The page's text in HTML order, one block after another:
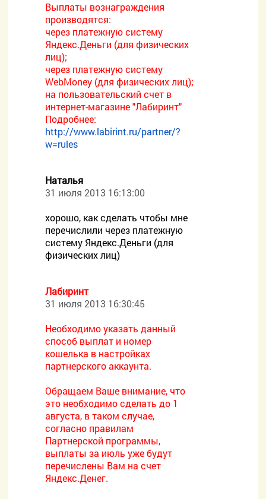
Выплаты вознаграждения
производятся:
через платежную систему
Яндекс.Деньги (для физических
лиц);
через платежную систему
WebMoney (для физических лиц);
на пользовательский счет в
интернет-магазине "Лабиринт"
Подробнее:
http://www.labirint.ru/partner/?
w=rules
Наталья
31 июля 2013 16:13:00
хорошо, как сделать чтобы мне
перечислили через платежную
систему Яндекс.Деньги (для
физических лиц)
Лабиринт
31 июля 2013 16:30:45
Необходимо указать данный
способ выплат и номер
кошелька в настройках
партнерского аккаунта.
Обращаем Ваше внимание, что
это необходимо сделать до 1
августа, в таком случае,
согласно правилам
Партнерской программы,
выплаты за июль уже будут
перечислены Вам на счет
Яндекс.Денег.